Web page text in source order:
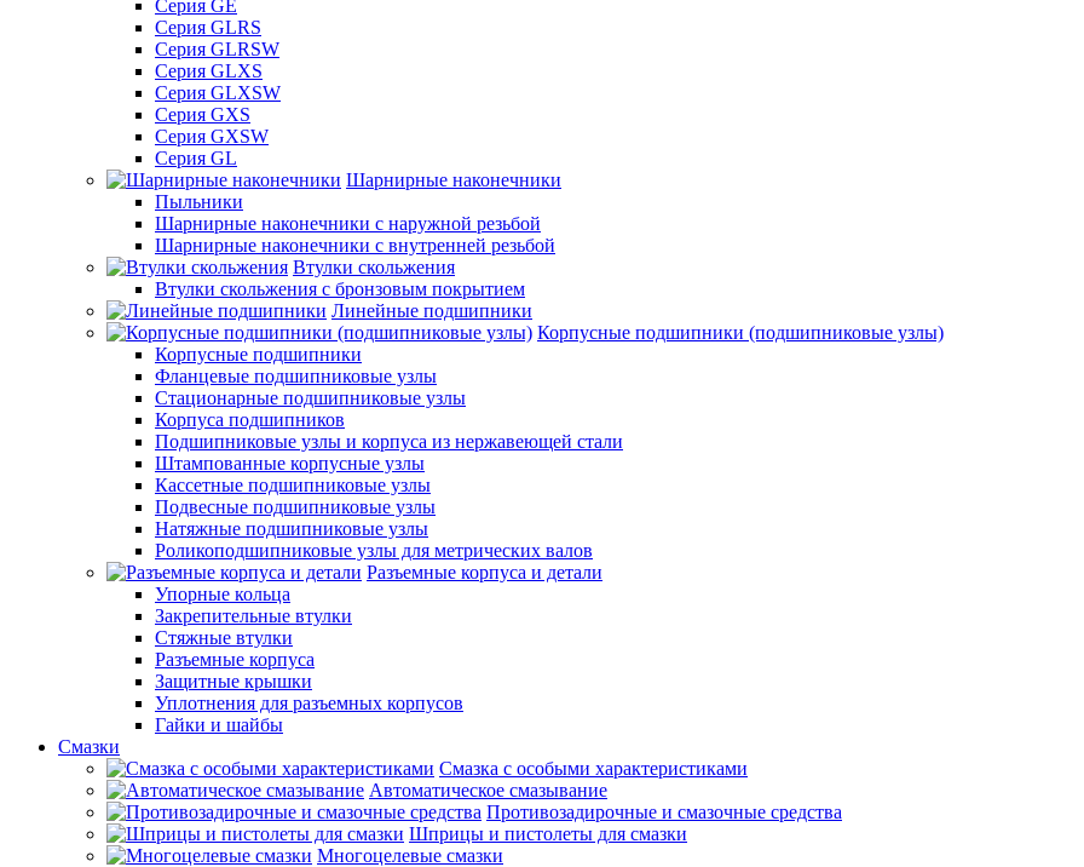
Серия GE
Серия GLRS
Серия GLRSW
Серия GLXS
Серия GLXSW
Серия GXS
Серия GXSW
Серия GL
Шарнирные наконечники
Пыльники
Шарнирные наконечники с наружной резьбой
Шарнирные наконечники с внутренней резьбой
Втулки скольжения
Втулки скольжения с бронзовым покрытием
Линейные подшипники
Корпусные подшипники (подшипниковые узлы)
Корпусные подшипники
Фланцевые подшипниковые узлы
Стационарные подшипниковые узлы
Корпуса подшипников
Подшипниковые узлы и корпуса из нержавеющей стали
Штампованные корпусные узлы
Кассетные подшипниковые узлы
Подвесные подшипниковые узлы
Натяжные подшипниковые узлы
Роликоподшипниковые узлы для метрических валов
Разъемные корпуса и детали
Упорные кольца
Закрепительные втулки
Стяжные втулки
Разъемные корпуса
Защитные крышки
Уплотнения для разъемных корпусов
Гайки и шайбы
Смазки
Смазка с особыми характеристиками
Автоматическое смазывание
Противозадирочные и смазочные средства
Шприцы и пистолеты для смазки
Многоцелевые смазки